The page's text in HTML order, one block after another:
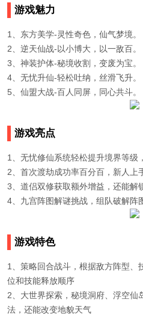
游戏魅力
1、东方美学-灵性奇色，仙气梦境。
2、逆天仙战-以小博大，以一敌百。
3、神装护体-秘境收割，变废为宝。
4、无忧升仙-轻松吐纳，丝滑飞升。
5、仙盟大战-百人同屏，同心共斗。
游戏亮点
1、无忧修仙系统轻松提升境界等级
2、首次渡劫成功率百分百，新人上
3、道侣双修获取额外增益，还能解
4、九宫阵图解谜挑战，组队破解阵
游戏特色
1、策略回合战斗，根据敌方阵型、
位和技能释放顺序
2、大世界探索，秘境洞府、浮空仙
法，还能改变地貌天气